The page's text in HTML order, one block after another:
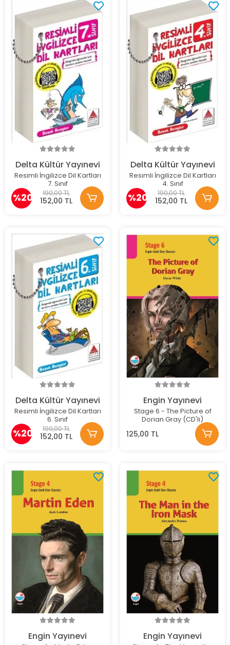
Delta Kültür Yayınevi
Resimli İngilizce Dil Kartları
7. Sınıf
%20 190,00 TL
152,00 TL
Delta Kültür Yayınevi
Resimli İngilizce Dil Kartları
4. Sınıf
%20 190,00 TL
152,00 TL
Delta Kültür Yayınevi
Resimli İngilizce Dil Kartları
6. Sınıf
%20 190,00 TL
152,00 TL
Engin Yayınevi
Stage 6 - The Picture of
Dorian Gray (CD'li)
125,00 TL
Engin Yayınevi Engin Yayınevi